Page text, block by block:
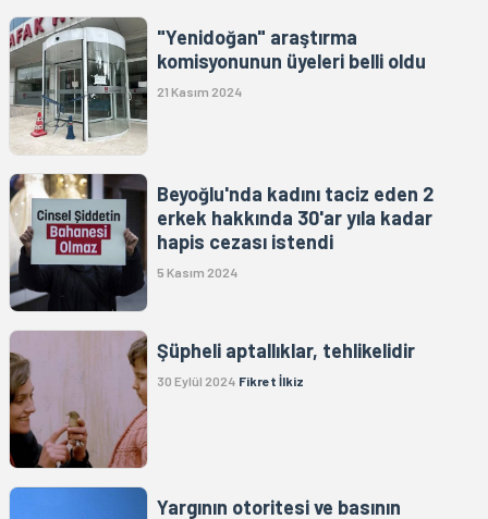
"Yenidoğan" araştırma
komisyonunun üyeleri belli oldu
21 Kasım 2024
Beyoğlu'nda kadını taciz eden 2
erkek hakkında 30'ar yıla kadar
hapis cezası istendi
5 Kasım 2024
Şüpheli aptallıklar, tehlikelidir
30 Eylül 2024 Fikret İlkiz
Yargının otoritesi ve basının